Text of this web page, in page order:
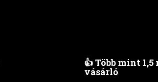
👍 Több mint
vásárló